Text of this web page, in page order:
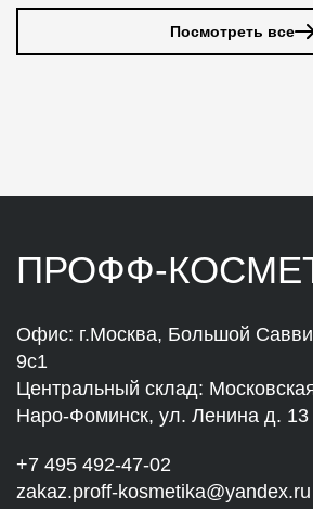
Посмотреть все
ПРОФФ-
Офис: г.Москва, Большой
9с1
Центральный склад:
Наро-Фоминск, ул. Ленина д. 13
+7 495 492-47-02
zakaz.proff-kosmetika@yandex.ru